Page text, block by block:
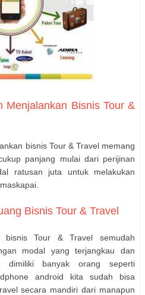
Menjalankan Bisnis Tour &
bisnis Tour & Travel memang
panjang mulai dari perijinan
ratusan juta untuk melakukan
Bisnis Tour & Travel
Tour & Travel semudah
modal yang terjangkau dan
dimiliki banyak orang seperti
android kita sudah bisa
secara mandiri dari manapun